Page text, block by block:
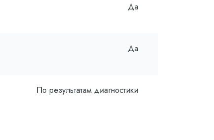
Да
Да
По результатам диагностики